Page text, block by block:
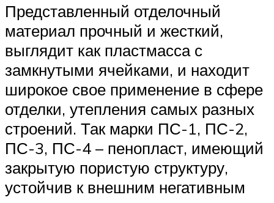
Представленный отделочный
материал прочный и жесткий,
выглядит как пластмасса с
замкнутыми ячейками, и находит
широкое свое применение в сфере
отделки, утепления самых разных
строений. Так марки ПС-1, ПС-2,
ПС-3, ПС-4 – пенопласт, имеющий
закрытую пористую структуру,
устойчив к внешним негативным